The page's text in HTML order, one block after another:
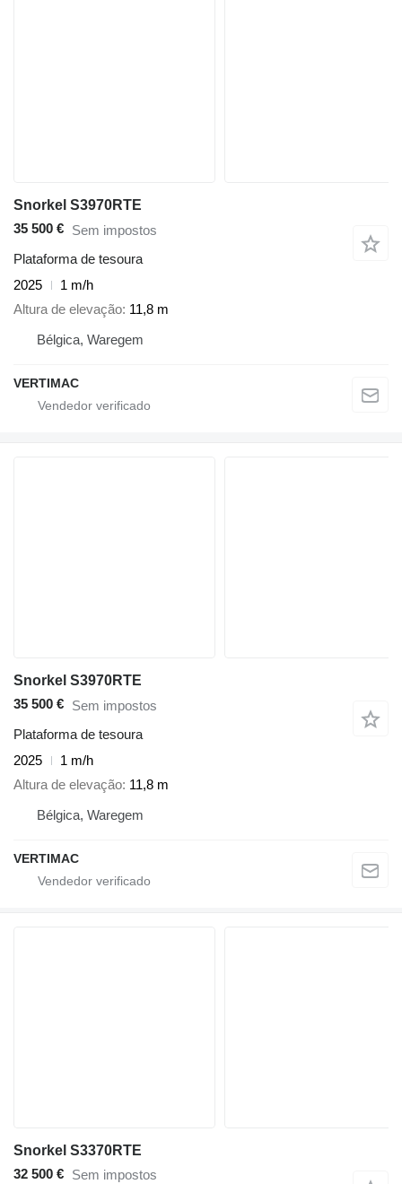
Snorkel S3970RTE
35 500 € Sem impostos
Plataforma de tesoura
2025
1 m/h
Altura de elevação 11,8 m
Bélgica, Waregem
VERTIMAC
Snorkel S3970RTE
35 500 € Sem impostos
Plataforma de tesoura
2025
1 m/h
Altura de elevação 11,8 m
Bélgica, Waregem
VERTIMAC
Snorkel S3370RTE
32 500 € Sem impostos